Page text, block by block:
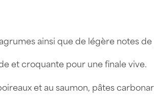
ainsi que de légère notes
et croquante pour une finale vive.
et au saumon, pâtes